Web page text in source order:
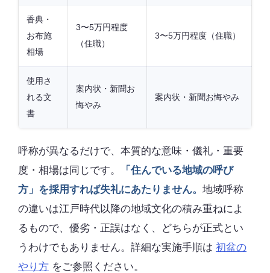
香典・
お布施
相場
3〜5万円程度
（住職）
3〜5万円程度（住職）
使用さ
れる文
書
案内状・新聞お
悔やみ
案内状・新聞お悔やみ
呼称が異なるだけで、本質的な意味・儀礼・重要
度・相場は同じです。
「住んでいる地域の呼び
方」を採用すれば失礼にあたりません。 地域呼称
の違いは江戸時代以降の地域文化の積み重ねによ
るもので、優劣・正誤はなく、どちらが正式とい
うわけでもありません。詳細な実施手順は 初盆の
やり方 をご参照ください。